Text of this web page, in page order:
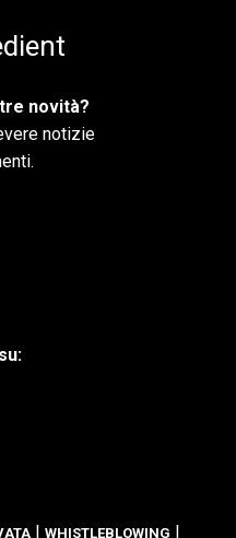
novità?
notizie
| WHISTLEBLOWING |